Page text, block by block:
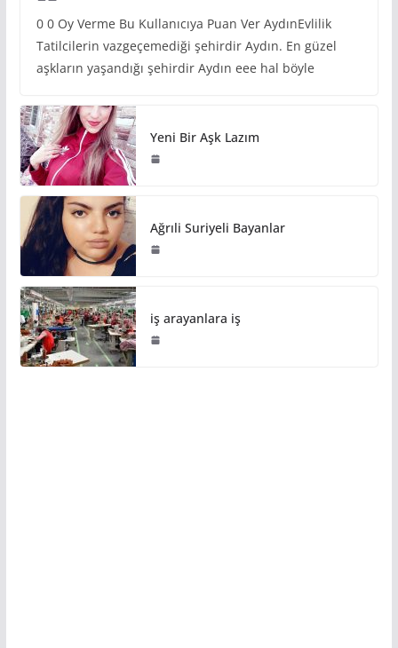
0 0 Oy Verme Bu Kullanıcıya Puan Ver AydınEvlilik
Tatilcilerin vazgeçemediği şehirdir Aydın. En güzel
aşkların yaşandığı şehirdir Aydın eee hal böyle
Yeni Bir Aşk Lazım
Ağrıli Suriyeli Bayanlar
iş arayanlara iş